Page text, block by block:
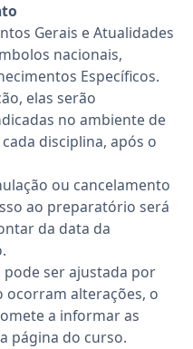
Gerais e Atualidades
nacionais,
Específicos.
elas serão
no ambiente de
disciplina, após o
ou cancelamento
ao preparatório será
da data da
ser ajustada por
ocorram alterações, o
a informar as
página do curso.